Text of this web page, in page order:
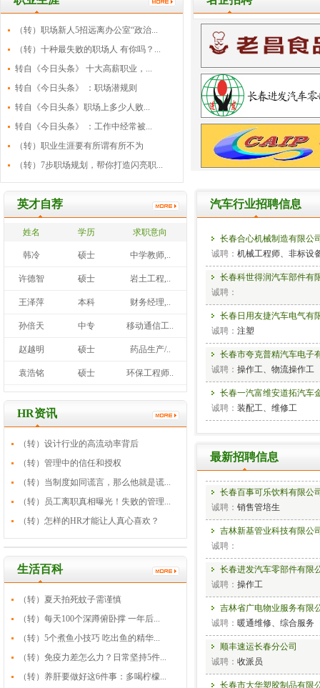
（转）职场新人5招远离办公室“政治...
（转）十种最失败的职场人 有你吗？...
转自《今日头条》 十大高薪职业，...
转自《今日头条》 ：职场潜规则
转自《今日头条》职场上多少人败...
转自《今日头条》 ：工作中经常被...
（转）职业生涯要有所谓有所不为
（转）7步职场规划，帮你打造闪亮职...
英才自荐
姓名 学历 求职意向
韩冷 硕士 中学教师,..
许德智 硕士 岩土工程,..
王泽萍 本科 财务经理,..
孙倍天 中专 移动通信工..
赵越明 硕士 药品生产/..
袁浩铭 硕士 环保工程师..
HR资讯
（转）设计行业的高流动率背后
（转）管理中的信任和授权
（转）当制度如同谎言，那么他就是谎...
（转）员工离职真相曝光！失败的管理...
（转）怎样的HR才能让人真心喜欢？
生活百科
（转）夏天拍死蚊子需谨慎
（转）每天100个深蹲俯卧撑 一年后...
（转）5个煮鱼小技巧 吃出鱼的精华...
（转）免疫力差怎么力？日常坚持5件...
（转）养肝要做好这6件事：多喝柠檬...
汽车行业招聘信息
长春合心机械制造有限公
诚聘： 机械工程师、非标设
长春科世得润汽车部件有
诚聘：
长春日用友捷汽车电气有
诚聘： 注塑
长春市夸克普精汽车电子
诚聘： 操作工、物流操作工
长春一汽富维安道拓汽车
诚聘： 装配工、维修工
最新招聘信息
长春合心机械制造有限公
诚聘：机械工程师、非标设
长春百事可乐饮料有限公
诚聘： 销售管培生
吉林新基管业科技有限公
诚聘：
长春进发汽车零部件有限
诚聘： 操作工
吉林省广电物业服务有限
诚聘： 暖通维修、综合服务
顺丰速运长春分公司
诚聘： 收派员
长春市大华塑胶制品有限